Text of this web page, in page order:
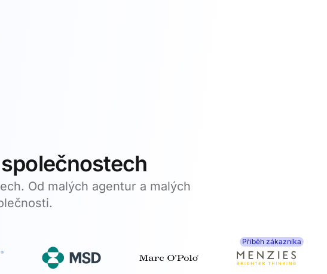
Od malých agentur a malých
Příběh zákazníka